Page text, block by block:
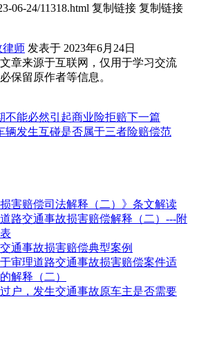
06-24/11318.html 复制链接 复制链接
律师 发表于 2023年6月24日
章来源于互联网，仅用于学习交流
保留原作者等信息。
不能必然引起商业险拒赔下一篇
辆发生互碰是否属于三者险赔偿范
损害赔偿司法解释（二）》条文解读
路交通事故损害赔偿解释（二）---附
通事故损害赔偿典型案例
审理道路交通事故损害赔偿案件适
解释（二）
户，发生交通事故原车主是否需要